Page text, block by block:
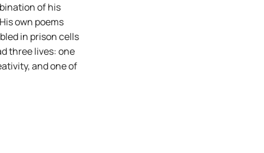
of his
own poems
in prison cells
three lives: one
and one of